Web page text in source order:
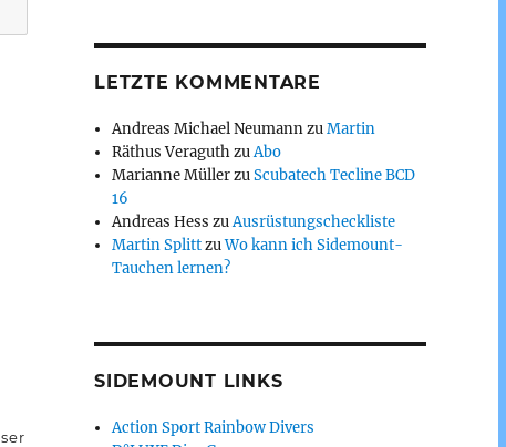
LETZTE KOMMENTARE
Andreas Michael NeumannzuMartin
Räthus VeraguthzuAbo
Marianne MüllerzuScubatech Tecline BCD
16
Andreas Hess zuAusrüstungscheckliste
Martin SplittzuWo kann ich Sidemount-
Tauchen lernen?
SIDEMOUNT LINKS
Action Sport Rainbow Divers